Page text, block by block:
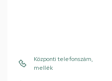
Központi telefonszám,
mellék